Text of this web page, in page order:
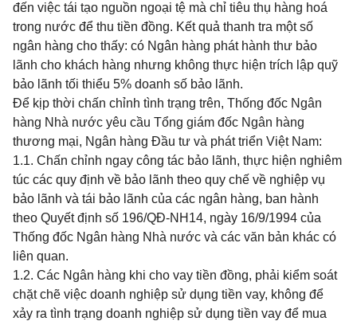
đến việc tái tạo nguồn ngoại tệ mà chỉ tiêu thụ hàng hoá
trong nước để thu tiền đồng. Kết quả thanh tra một số
ngân hàng cho thấy: có Ngân hàng phát hành thư bảo
lãnh cho khách hàng nhưng không thực hiện trích lập quỹ
bảo lãnh tối thiểu 5% doanh số bảo lãnh.
Để kịp thời chấn chỉnh tình trạng trên, Thống đốc Ngân
hàng Nhà nước yêu cầu Tổng giám đốc Ngân hàng
thương mại, Ngân hàng Đầu tư và phát triển Việt Nam:
1.1. Chấn chỉnh ngay công tác bảo lãnh, thực hiện nghiêm
túc các quy định về bảo lãnh theo quy chế về nghiệp vụ
bảo lãnh và tái bảo lãnh của các ngân hàng, ban hành
theo Quyết định số 196/QĐ-NH14, ngày 16/9/1994 của
Thống đốc Ngân hàng Nhà nước và các văn bản khác có
liên quan.
1.2. Các Ngân hàng khi cho vay tiền đồng, phải kiểm soát
chặt chẽ việc doanh nghiệp sử dụng tiền vay, không để
xảy ra tình trạng doanh nghiệp sử dụng tiền vay để mua